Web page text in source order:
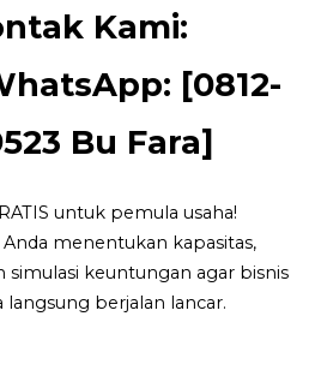
Kami:
[0812-
Bu Fara]
untuk pemula usaha!
menentukan kapasitas,
simulasi keuntungan agar bisnis
langsung berjalan lancar.